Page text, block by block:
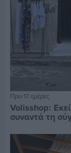
Πριν 17 ημέρες
Volisshop:
συναντά τη